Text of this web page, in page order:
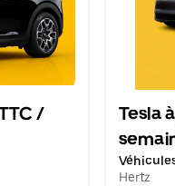
/
Tesla
Hertz